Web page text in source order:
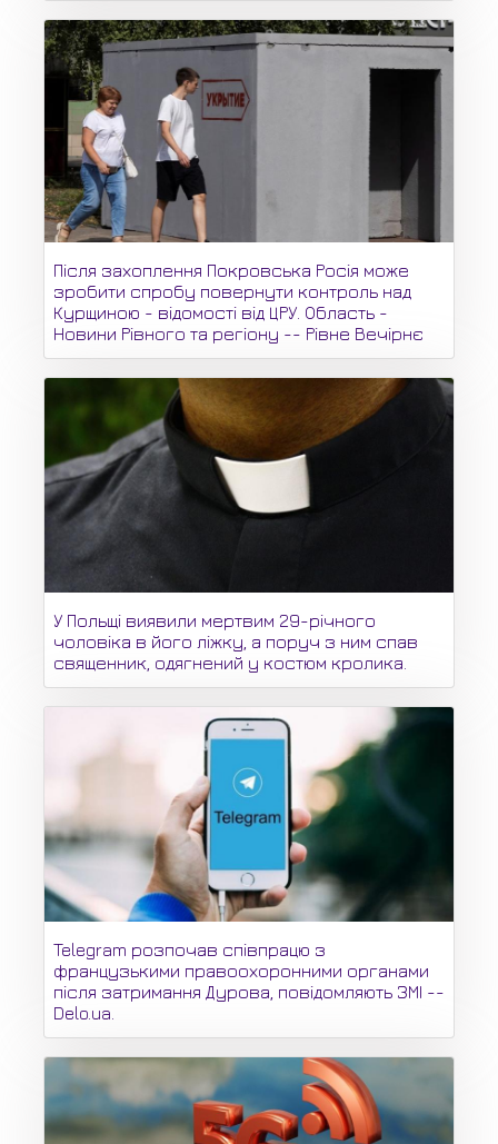
Після захоплення Покровська Росія може
зробити спробу повернути контроль над
Курщиною - відомості від ЦРУ. Область -
Новини Рівного та регіону -- Рівне Вечірнє
У Польщі виявили мертвим 29-річного
чоловіка в його ліжку, а поруч з ним спав
священник, одягнений у костюм кролика.
Telegram розпочав співпрацю з
французькими правоохоронними органами
після затримання Дурова, повідомляють ЗМІ --
Delo.ua.